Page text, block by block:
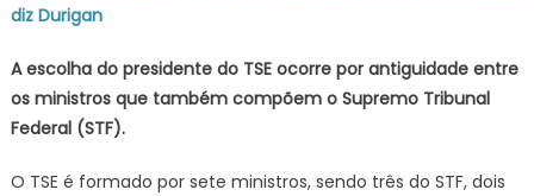
diz Durigan
A escolha do presidente do TSE ocorre por antiguidade entre
os ministros que também compõem o Supremo Tribunal
Federal (STF).
O TSE é formado por sete ministros, sendo três do STF, dois